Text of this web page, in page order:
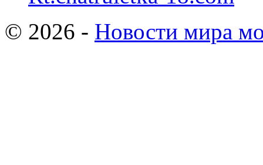
© 2026 - Новости мира